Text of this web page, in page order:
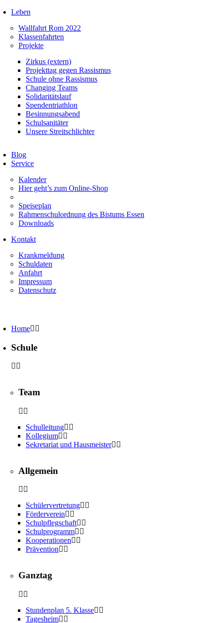
Leben
Wallfahrt Rom 2022
Klassenfahrten
Projekte
Zirkus (extern)
Projekttag gegen Rassismus
Schule ohne Rassismus
Changing Teams
Solidaritätslauf
Spendentriathlon
Besinnungsabend
Schulsanitäter
Unsere Streitschlichter
Blog
Service
Kalender
Hier geht’s zum Online-Shop
Speiseplan
Rahmenschulordnung des Bistums Essen
Downloads
Kontakt
Krankmeldung
Schuldaten
Anfahrt
Impressum
Datenschutz
Home
Schule
Team
Schulleitung
Kollegium
Sekretariat und Hausmeister
Allgemein
Schülervertretung
Förderverein
Schulpflegschaft
Schulprogramm
Kooperationen
Prävention
Ganztag
Stundenplan 5. Klasse
Tagesheim